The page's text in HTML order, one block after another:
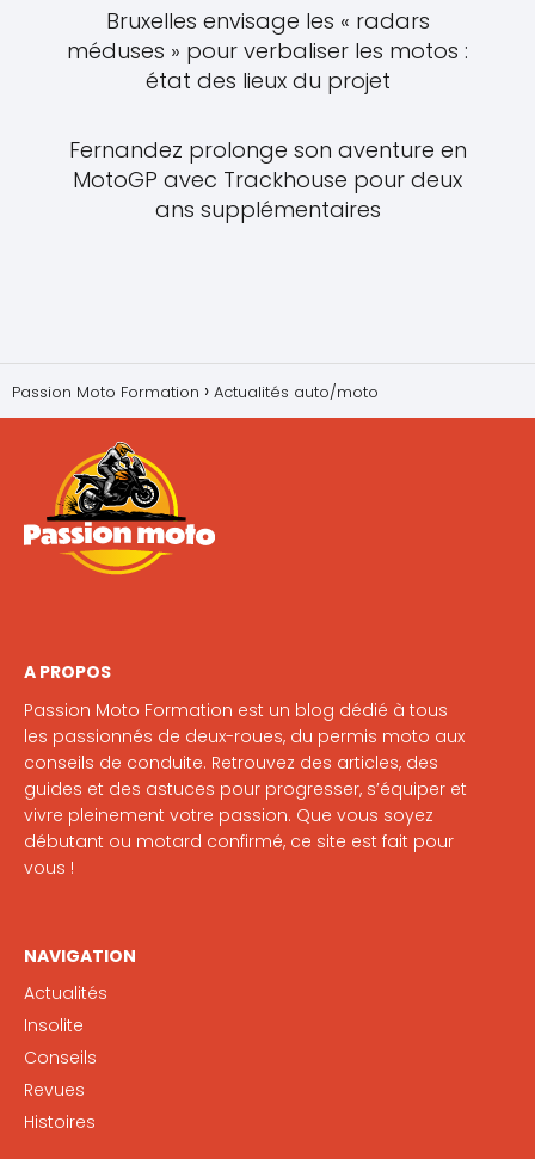
Bruxelles envisage les « radars
méduses » pour verbaliser les motos :
état des lieux du projet
Fernandez prolonge son aventure en
MotoGP avec Trackhouse pour deux
ans supplémentaires
Passion Moto Formation Actualités auto/moto
A PROPOS
Passion Moto Formation est un blog dédié à tous
les passionnés de deux-roues, du permis moto aux
conseils de conduite. Retrouvez des articles, des
guides et des astuces pour progresser, s’équiper et
vivre pleinement votre passion. Que vous soyez
débutant ou motard confirmé, ce site est fait pour
vous !
NAVIGATION
Actualités
Insolite
Conseils
Revues
Histoires